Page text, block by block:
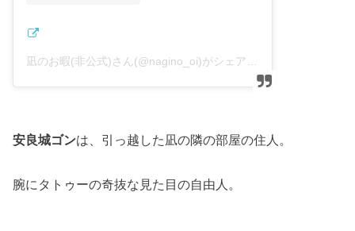
凪のお暇(非公式)さん(@nagino_oi)がシェアした投稿
安良城ゴンは、引っ越した凪の隣の部屋の住人。
腕にタトゥーの奇抜な見た目の自由人。